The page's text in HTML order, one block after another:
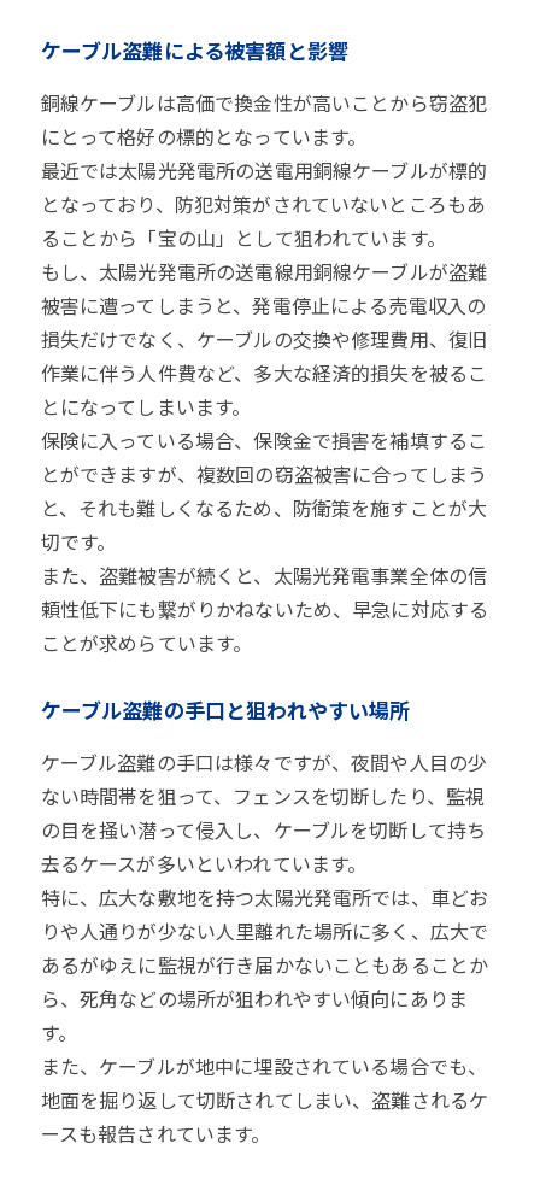
ケーブル盗難による被害額と影響
銅線ケーブルは高価で換金性が高いことから窃盗犯
にとって格好の標的となっています。
最近では太陽光発電所の送電用銅線ケーブルが標的
となっており、防犯対策がされていないところもあ
ることから「宝の山」として狙われています。
もし、太陽光発電所の送電線用銅線ケーブルが盗難
被害に遭ってしまうと、発電停止による売電収入の
損失だけでなく、ケーブルの交換や修理費用、復旧
作業に伴う人件費など、多大な経済的損失を被るこ
とになってしまいます。
保険に入っている場合、保険金で損害を補填するこ
とができますが、複数回の窃盗被害に合ってしまう
と、それも難しくなるため、防衛策を施すことが大
切です。
また、盗難被害が続くと、太陽光発電事業全体の信
頼性低下にも繋がりかねないため、早急に対応する
ことが求めらています。
ケーブル盗難の手口と狙われやすい場所
ケーブル盗難の手口は様々ですが、夜間や人目の少
ない時間帯を狙って、フェンスを切断したり、監視
の目を掻い潜って侵入し、ケーブルを切断して持ち
去るケースが多いといわれています。
特に、広大な敷地を持つ太陽光発電所では、車どお
りや人通りが少ない人里離れた場所に多く、広大で
あるがゆえに監視が行き届かないこともあることか
ら、死角などの場所が狙われやすい傾向にありま
す。
また、ケーブルが地中に埋設されている場合でも、
地面を掘り返して切断されてしまい、盗難されるケ
ースも報告されています。